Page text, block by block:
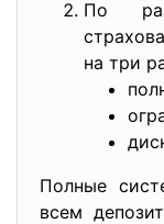
По
на три
Полные
всем